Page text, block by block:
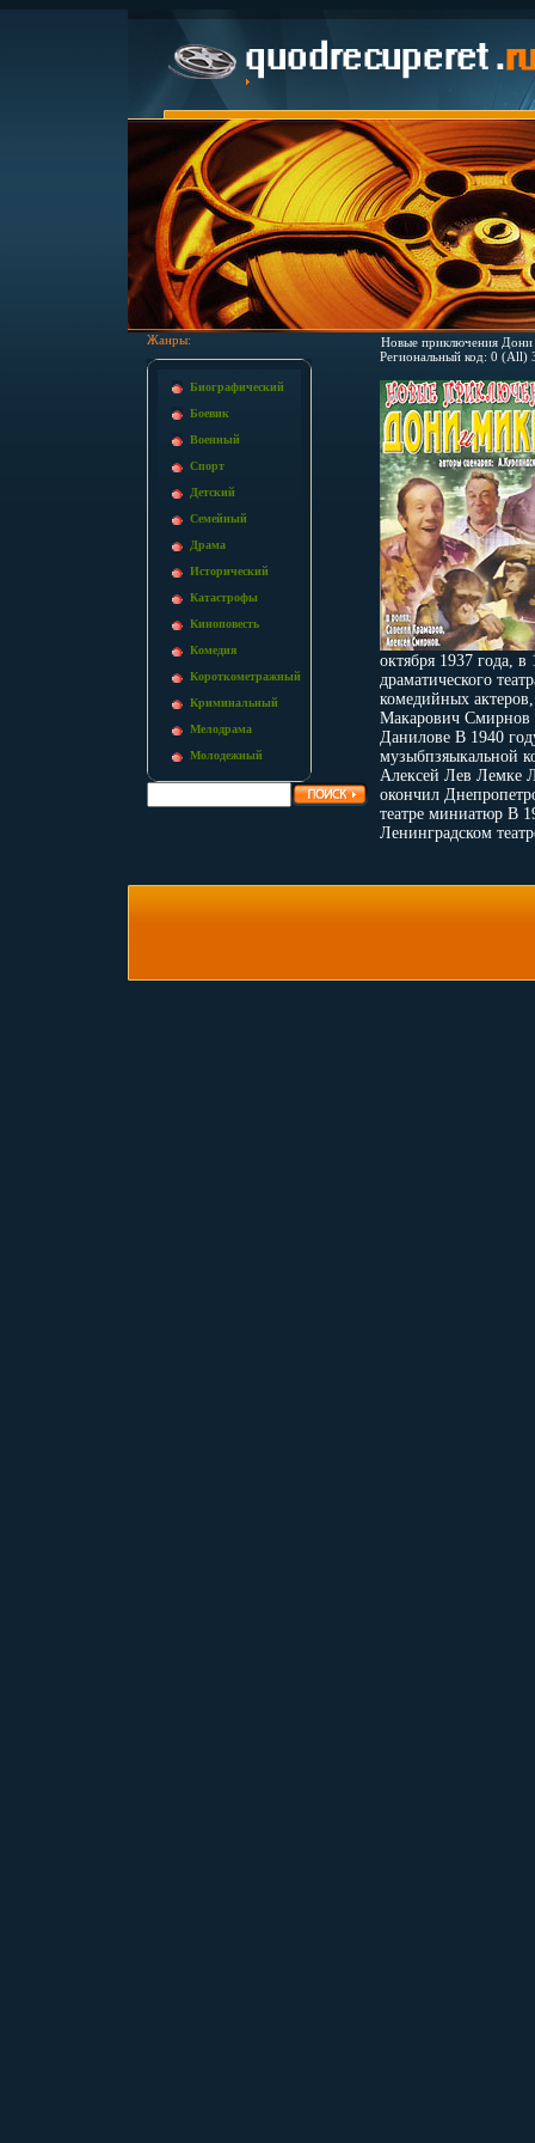
Жанры:
Биографический
Боевик
Военный
Спорт
Детский
Семейный
Драма
Исторический
Катастрофы
Киноповесть
Комедия
Короткометражный
Криминальный
Мелодрама
Молодежный
Новые приключения
Региональный код: 0
октября 1937 года,
драматического
комедийных
Макарович Смирнов
Данилове В 1940
музыбпзяыкальной
Алексей Лев Лемке
окончил
театре миниатюр В
Ленинградском